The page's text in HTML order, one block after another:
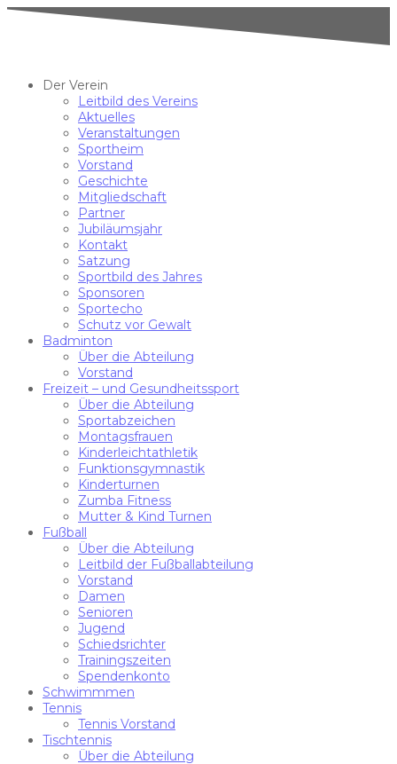
Der Verein
Leitbild des Vereins
Aktuelles
Veranstaltungen
Sportheim
Vorstand
Geschichte
Mitgliedschaft
Partner
Jubiläumsjahr
Kontakt
Satzung
Sportbild des Jahres
Sponsoren
Sportecho
Schutz vor Gewalt
Badminton
Über die Abteilung
Vorstand
Freizeit – und Gesundheitssport
Über die Abteilung
Sportabzeichen
Montagsfrauen
Kinderleichtathletik
Funktionsgymnastik
Kinderturnen
Zumba Fitness
Mutter & Kind Turnen
Fußball
Über die Abteilung
Leitbild der Fußballabteilung
Vorstand
Damen
Senioren
Jugend
Schiedsrichter
Trainingszeiten
Spendenkonto
Schwimmmen
Tennis
Tennis Vorstand
Tischtennis
Über die Abteilung